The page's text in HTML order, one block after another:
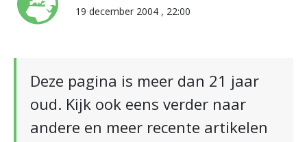
19 december 2004 , 22:00
Deze pagina is meer dan 21 jaar
oud. Kijk ook eens verder naar
andere en meer recente artikelen